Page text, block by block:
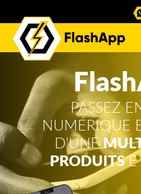
PASSEZ
NUMÉRIQUE
D'UNE
PRODUITS